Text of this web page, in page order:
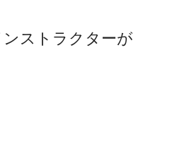
ストラクターが